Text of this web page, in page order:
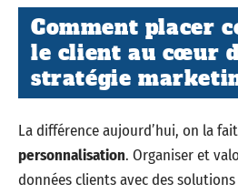
Comment placer
le client au cœur
stratégie
La différence aujourd’hui, on la
personnalisation. Organiser et
données clients avec des